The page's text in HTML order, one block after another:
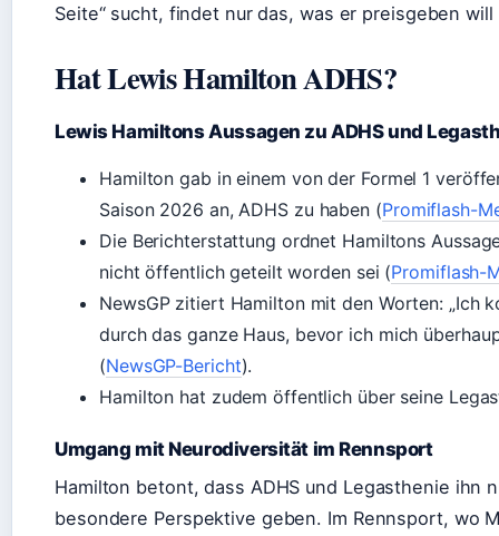
Seite“ sucht, findet nur das, was er preisgeben
Hat Lewis Hamilton ADHS?
Lewis Hamiltons Aussagen zu ADHS und
Hamilton gab in einem von der Formel 1
Saison 2026 an, ADHS zu haben (Promiflash-
Die Berichterstattung ordnet Hamiltons
nicht öffentlich geteilt worden sei (Promiflash-
NewsGP zitiert Hamilton mit den Worten: „Ich
durch das ganze Haus, bevor ich mich
(NewsGP-Bericht).
Hamilton hat zudem öffentlich über seine
Umgang mit Neurodiversität im Rennsport
Hamilton betont, dass ADHS und Legasthenie ihn
besondere Perspektive geben. Im Rennsport, wo